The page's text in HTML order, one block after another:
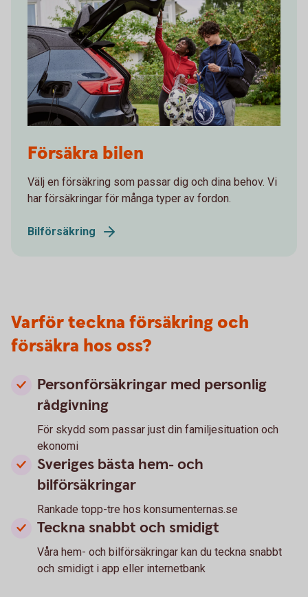
practice
Försäkra bilen
Välj en försäkring som passar dig och dina behov. Vi
har försäkringar för många typer av fordon.
Bilförsäkring
Varför teckna försäkring och
försäkra hos oss?
Personförsäkringar med personlig
rådgivning
För skydd som passar just din familjesituation och
ekonomi
Sveriges bästa hem- och
bilförsäkringar
Rankade topp-tre hos konsumenternas.se
Teckna snabbt och smidigt
Våra hem- och bilförsäkringar kan du teckna snabbt
och smidigt i app eller internetbank